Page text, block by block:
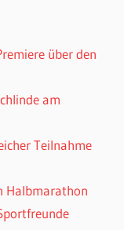
über den
am
Teilnahme
Halbmarathon